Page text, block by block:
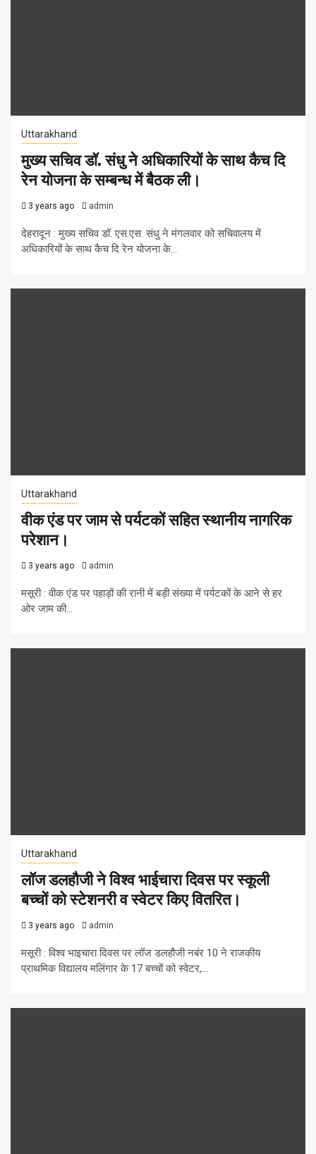
Uttarakhand
मुख्य सचिव डॉ. संधु ने अधिकारियों के साथ कैच दि
रेन योजना के सम्बन्ध में बैठक ली।
3 years ago admin
देहरादून : मुख्य सचिव डॉ. एस.एस. संधु ने मंगलवार को सचिवालय में
अधिकारियों के साथ कैच दि रेन योजना के...
Uttarakhand
वीक एंड पर जाम से पर्यटकों सहित स्थानीय नागरिक
परेशान।
3 years ago admin
मसूरी : वीक एंड पर पहाड़ों की रानी में बड़ी संख्या में पर्यटकों के आने से हर
ओर जाम की...
Uttarakhand
लॉज डलहौजी ने विश्व भाईचारा दिवस पर स्कूली
बच्चों को स्टेशनरी व स्वेटर किए वितरित।
3 years ago admin
मसूरी : विश्व भाइचारा दिवस पर लॉज डलहौजी नबंर 10 ने राजकीय
प्राथमिक विद्यालय मलिंगार के 17 बच्चों को स्वेटर,...